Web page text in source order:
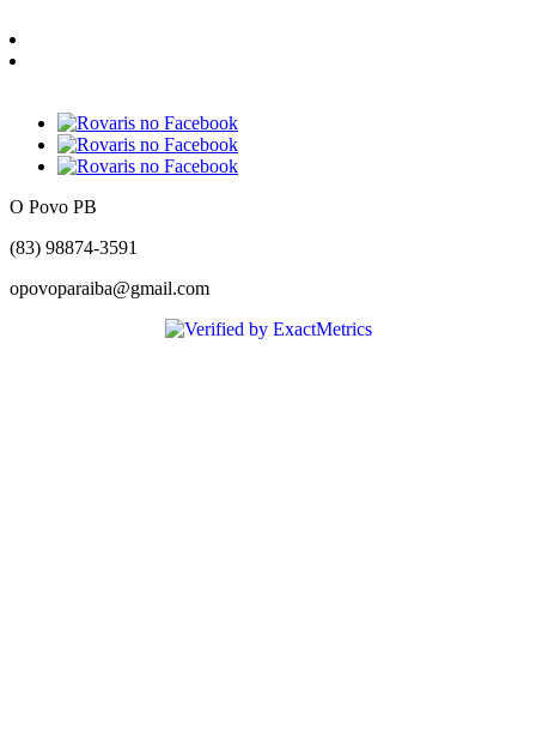
O Povo PB
(83) 98874-3591
opovoparaiba@gmail.com